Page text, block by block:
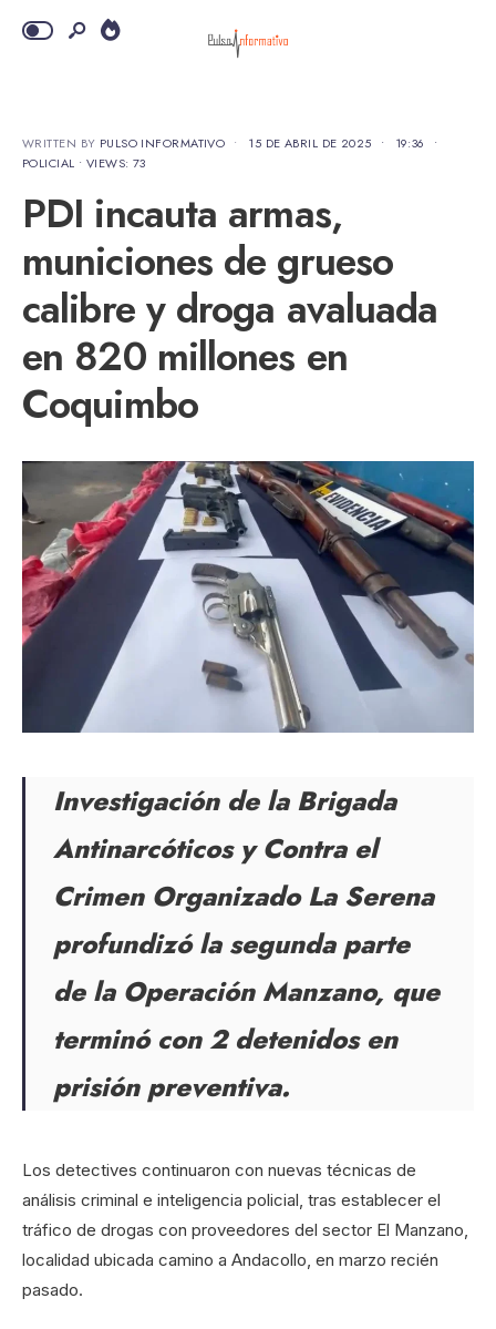
WRITTEN BY PULSO INFORMATIVO • 15 DE ABRIL DE 2025 • 19:36
•
POLICIAL • VIEWS: 73
PDI incauta armas,
municiones de grueso
calibre y droga avaluada
en 820 millones en
Coquimbo
Investigación de la Brigada
Antinarcóticos y Contra el
Crimen Organizado La Serena
profundizó la segunda parte
de la Operación Manzano, que
terminó con 2 detenidos en
prisión preventiva.
Los detectives continuaron con nuevas técnicas de
análisis criminal e inteligencia policial, tras establecer el
tráfico de drogas con proveedores del sector El Manzano,
localidad ubicada camino a Andacollo, en marzo recién
pasado.